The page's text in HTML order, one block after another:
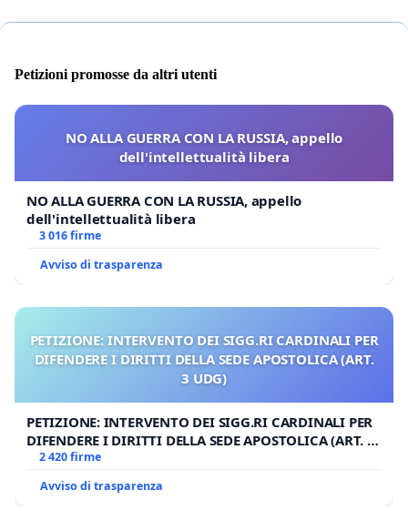
Petizioni promosse da altri utenti
NO ALLA GUERRA CON LA RUSSIA, appello
dell'intellettualità libera
NO ALLA GUERRA CON LA RUSSIA, appello
dell'intellettualità libera
3 016 firme
Avviso di trasparenza
PETIZIONE: INTERVENTO DEI SIGG.RI CARDINALI PER
DIFENDERE I DIRITTI DELLA SEDE APOSTOLICA (ART.
3 UDG)
PETIZIONE: INTERVENTO DEI SIGG.RI CARDINALI PER
DIFENDERE I DIRITTI DELLA SEDE APOSTOLICA (ART. 3
UDG)
2 420 firme
Avviso di trasparenza